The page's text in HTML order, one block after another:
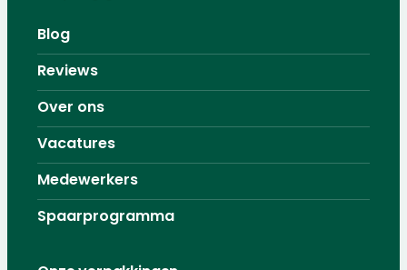
Blog
Reviews
Over ons
Vacatures
Medewerkers
Spaarprogramma